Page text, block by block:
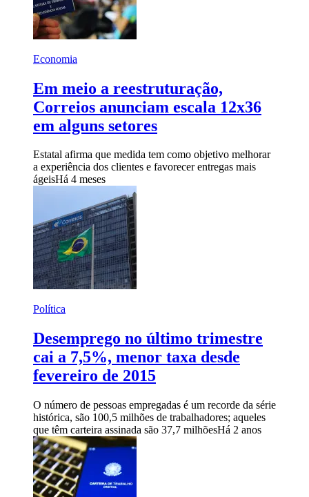
Economia
Em meio a reestruturação,
Correios anunciam escala 12x36
em alguns setores
Estatal afirma que medida tem como objetivo melhorar
a experiência dos clientes e favorecer entregas mais
ágeisHá 4 meses
Política
Desemprego no último trimestre
cai a 7,5%, menor taxa desde
fevereiro de 2015
O número de pessoas empregadas é um recorde da série
histórica, são 100,5 milhões de trabalhadores; aqueles
que têm carteira assinada são 37,7 milhõesHá 2 anos